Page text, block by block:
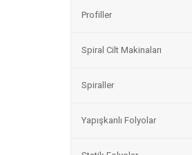
Profiller
Spiral Cilt Makinaları
Spiraller
Yapışkanlı Folyolar